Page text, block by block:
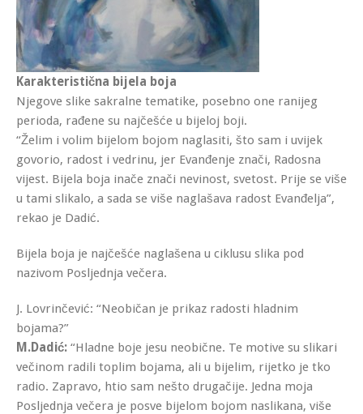
Karakteristična bijela boja
Njegove slike sakralne tematike, posebno one ranijeg
perioda, rađene su najčešće u bijeloj boji.
“Želim i volim bijelom bojom naglasiti, što sam i uvijek
govorio, radost i vedrinu, jer Evanđenje znači, Radosna
vijest. Bijela boja inače znači nevinost, svetost. Prije se više
u tami slikalo, a sada se više naglašava radost Evanđelja”,
rekao je Dadić.
Bijela boja je najčešće naglašena u ciklusu slika pod
nazivom Posljednja večera.
J. Lovrinčević: “Neobičan je prikaz radosti hladnim
bojama?”
M.Dadić: “Hladne boje jesu neobične. Te motive su slikari
večinom radili toplim bojama, ali u bijelim, rijetko je tko
radio. Zapravo, htio sam nešto drugačije. Jedna moja
Posljednja večera je posve bijelom bojom naslikana, više